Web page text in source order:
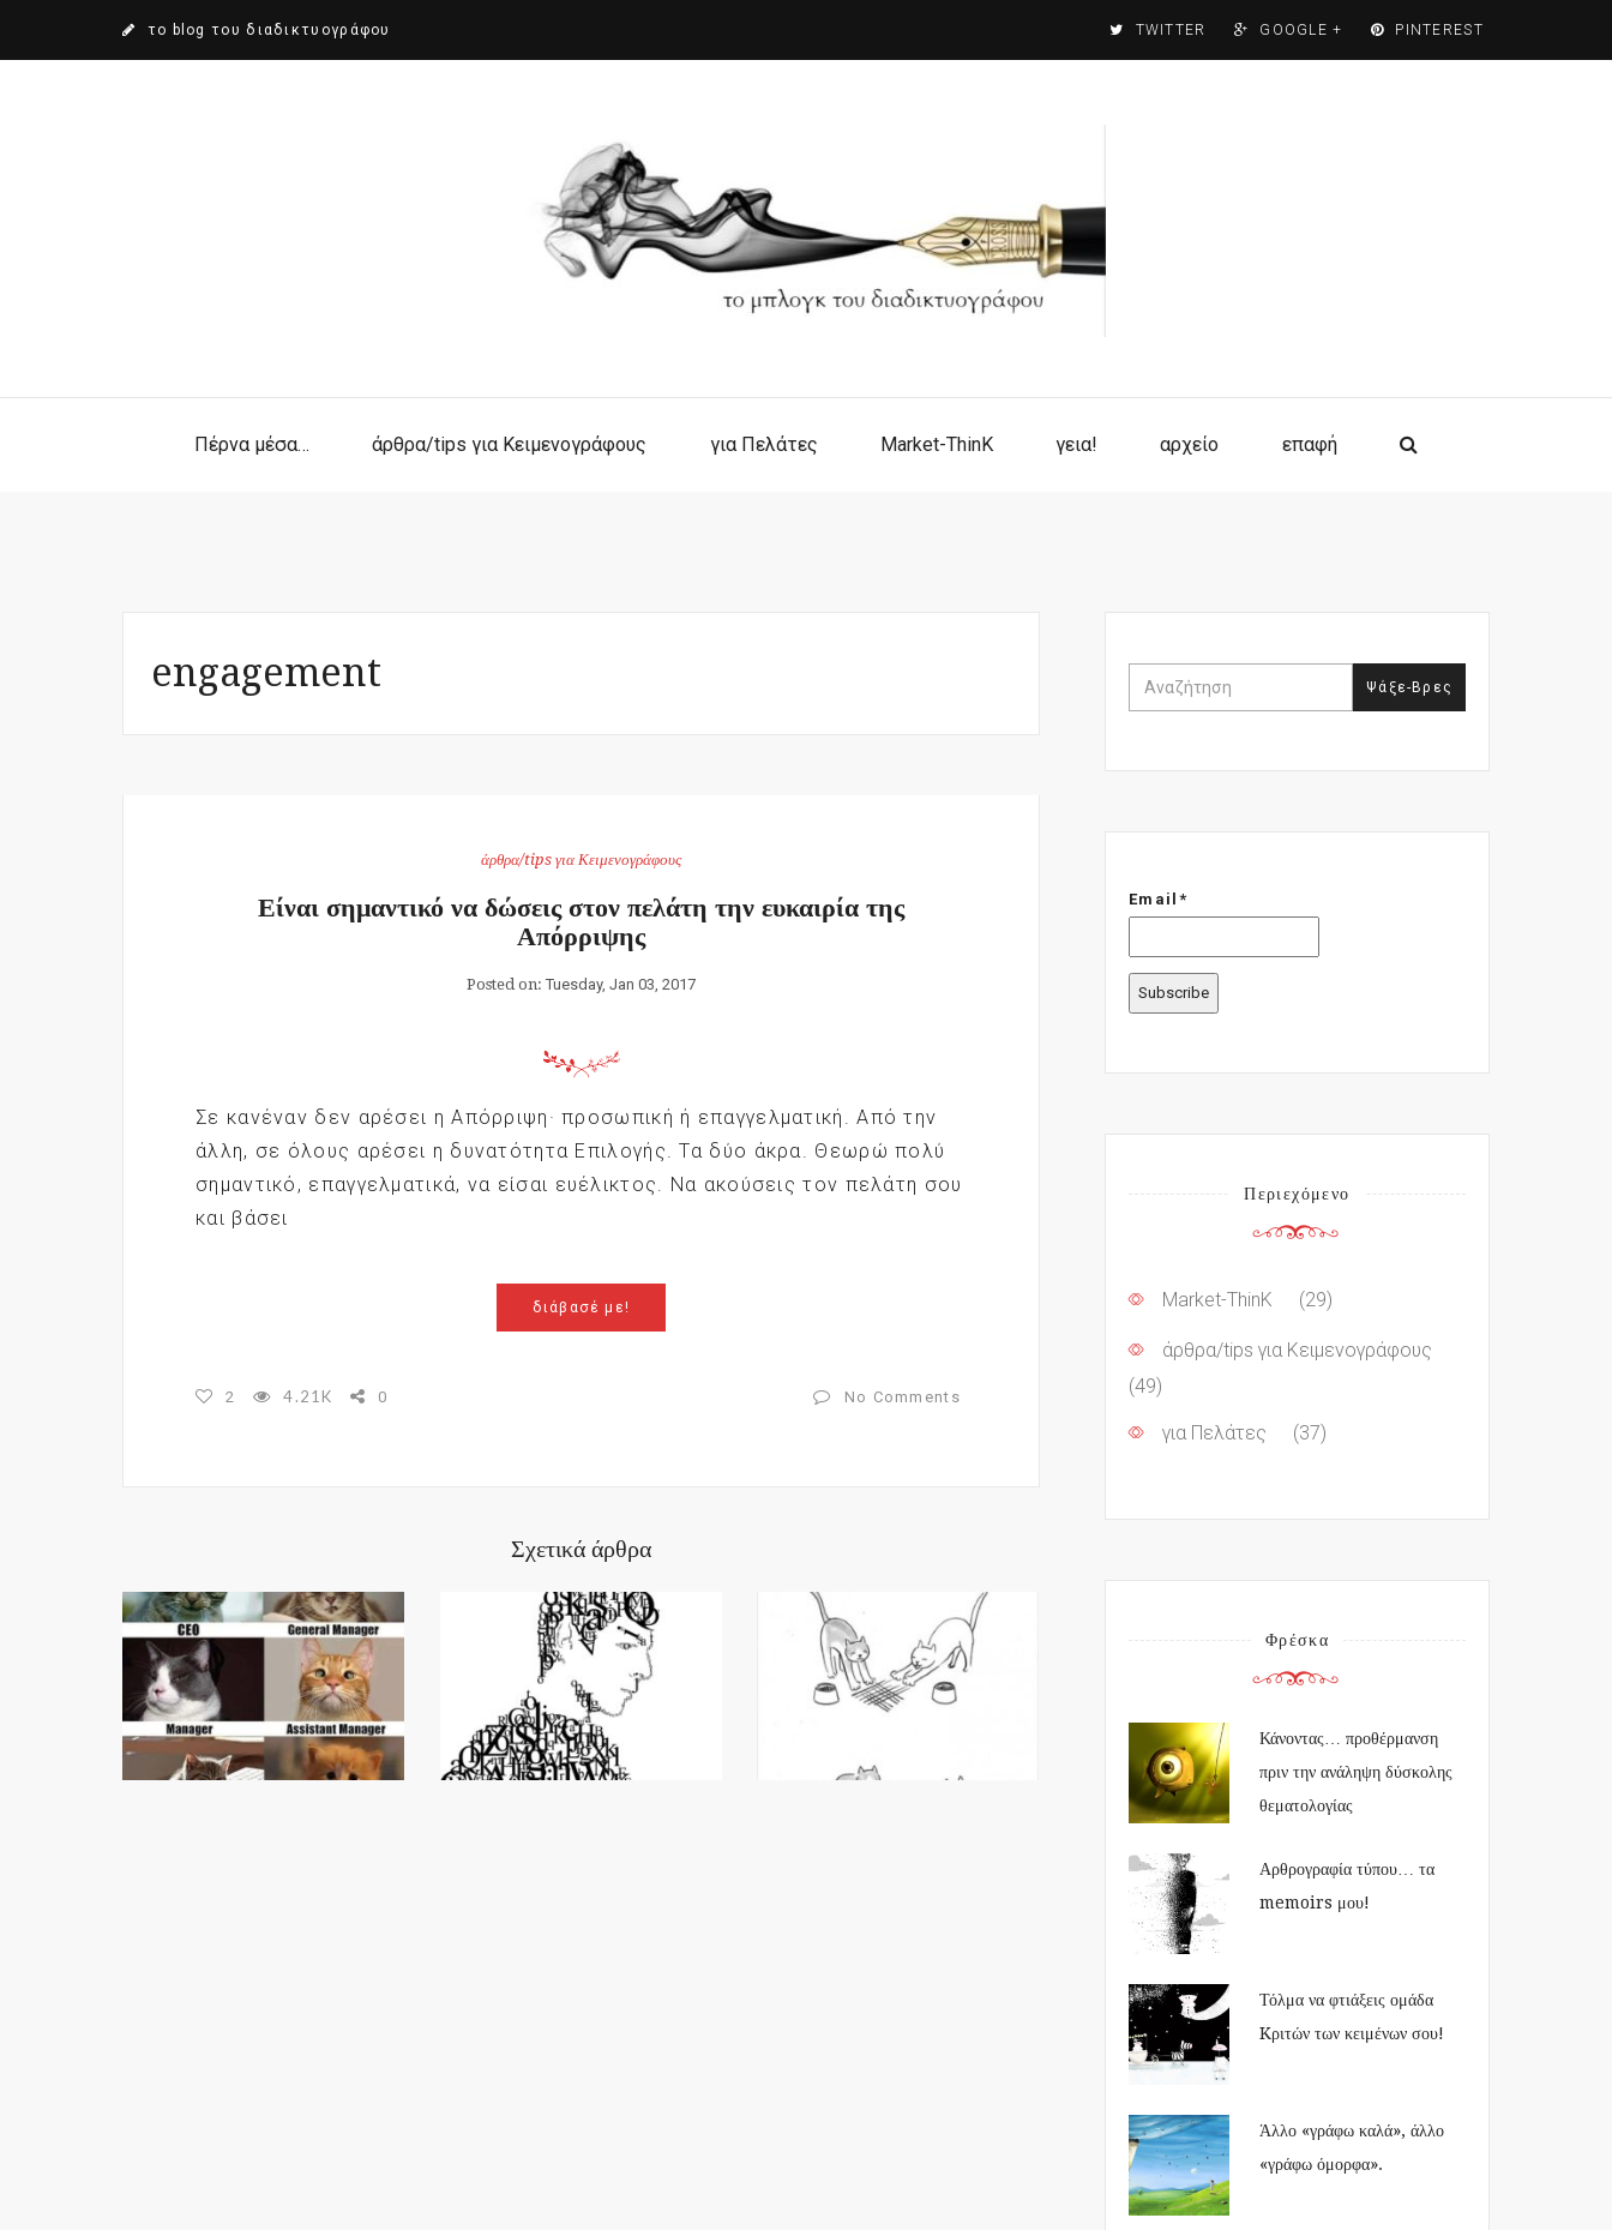
το blog του διαδικτυογράφου TWITTER GOOGLE + PINTEREST
Πέρνα μέσα… άρθρα/tips για Κειμενογράφους για Πελάτες Market-ThinK γεια! αρχείο επαφή
engagement
άρθρα/tips για Κειμενογράφους
Είναι σημαντικό να δώσεις στον πελάτη την ευκαιρία της
Απόρριψης
Posted on: Tuesday, Jan 03, 2017
Σε κανέναν δεν αρέσει η Απόρριψη· προσωπική ή επαγγελματική. Από την
άλλη, σε όλους αρέσει η δυνατότητα Επιλογής. Τα δύο άκρα. Θεωρώ πολύ
σημαντικό, επαγγελματικά, να είσαι ευέλικτος. Να ακούσεις τον πελάτη σου
και βάσει
διάβασέ με!
2 4.21K 0 No Comments
Σχετικά άρθρα
Email*
Περιεχόμενο
Market-ThinK (29)
άρθρα/tips για Κειμενογράφους
(49)
για Πελάτες (37)
Φρέσκα
Κάνοντας… προθέρμανση
πριν την ανάληψη δύσκολης
θεματολογίας
Αρθρογραφία τύπου… τα
memoirs μου!
Τόλμα να φτιάξεις ομάδα
Kριτών των κειμένων σου!
Άλλο «γράφω καλά», άλλο
«γράφω όμορφα».